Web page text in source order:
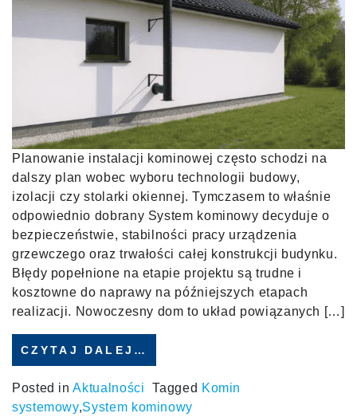
Planowanie instalacji kominowej często schodzi na
dalszy plan wobec wyboru technologii budowy,
izolacji czy stolarki okiennej. Tymczasem to właśnie
odpowiednio dobrany System kominowy decyduje o
bezpieczeństwie, stabilności pracy urządzenia
grzewczego oraz trwałości całej konstrukcji budynku.
Błędy popełnione na etapie projektu są trudne i
kosztowne do naprawy na późniejszych etapach
realizacji. Nowoczesny dom to układ powiązanych […]
CZYTAJ DALEJ…
Posted inAktualności Tagged Komin
systemowy,System kominowy